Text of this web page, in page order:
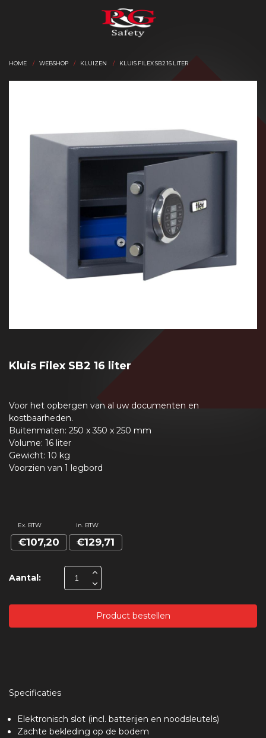
HOME WEBSHOP KLUIZEN KLUIS FILEX SB2 16 LITER
Kluis Filex SB2 16 liter
Voor het opbergen van al uw documenten en
kostbaarheden.
Buitenmaten: 250 x 350 x 250 mm
Volume: 16 liter
Gewicht: 10 kg
Voorzien van 1 legbord
Aantal:
Ex. BTW in. BTW
€107,20 €129,71
Product bestellen
Specificaties
Elektronisch slot (incl. batterijen en noodsleutels)
Zachte bekleding op de bodem